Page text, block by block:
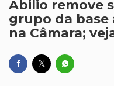
Abilio remove
grupo da base
na Câmara;